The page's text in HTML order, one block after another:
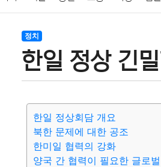
결혼 육아
기술 종교 사회 정치 건강
정치
한일 정상 긴
한일 정상회담 개요
북한 문제에 대한 공조
한미일 협력의 강화
양국 간 협력이 필요한 글로